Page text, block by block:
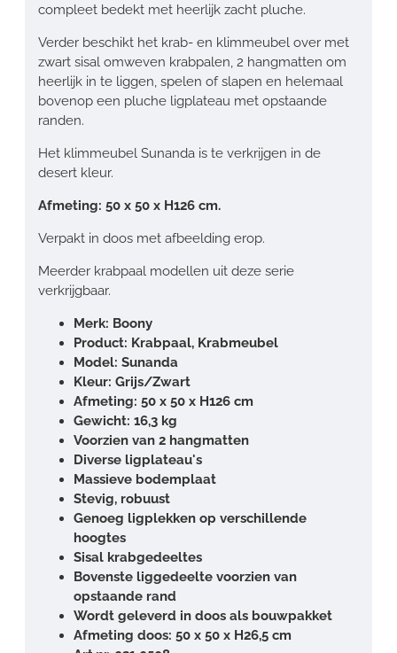
compleet bedekt met heerlijk zacht pluche.
Verder beschikt het krab- en klimmeubel over met
zwart sisal omweven krabpalen, 2 hangmatten om
heerlijk in te liggen, spelen of slapen en helemaal
bovenop een pluche ligplateau met opstaande
randen.
Het klimmeubel Sunanda is te verkrijgen in de
desert kleur.
Afmeting: 50 x 50 x H126 cm.
Verpakt in doos met afbeelding erop.
Meerder krabpaal modellen uit deze serie
verkrijgbaar.
Merk: Boony
Product: Krabpaal, Krabmeubel
Model: Sunanda
Kleur: Grijs/Zwart
Afmeting: 50 x 50 x H126 cm
Gewicht: 16,3 kg
Voorzien van 2 hangmatten
Diverse ligplateau's
Massieve bodemplaat
Stevig, robuust
Genoeg ligplekken op verschillende
hoogtes
Sisal krabgedeeltes
Bovenste liggedeelte voorzien van
opstaande rand
Wordt geleverd in doos als bouwpakket
Afmeting doos: 50 x 50 x H26,5 cm